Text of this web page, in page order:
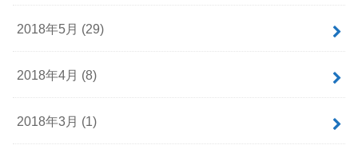
2018年5月 (29)
2018年4月 (8)
2018年3月 (1)